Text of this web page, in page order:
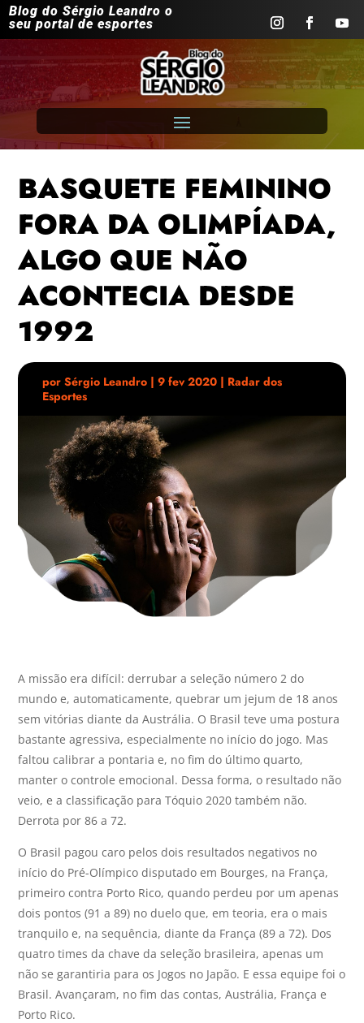
Blog do Sérgio Leandro o
seu portal de esportes
BASQUETE FEMININO
FORA DA OLIMPÍADA,
ALGO QUE NÃO
ACONTECIA DESDE
1992
porSérgio Leandro |9 fev 2020 | Radar dos
Esportes
A missão era difícil: derrubar a seleção número 2 do
mundo e, automaticamente, quebrar um jejum de 18 anos
sem vitórias diante da Austrália. O Brasil teve uma postura
bastante agressiva, especialmente no início do jogo. Mas
faltou calibrar a pontaria e, no fim do último quarto,
manter o controle emocional. Dessa forma, o resultado não
veio, e a classificação para Tóquio 2020 também não.
Derrota por 86 a 72.
O Brasil pagou caro pelos dois resultados negativos no
início do Pré-Olímpico disputado em Bourges, na França,
primeiro contra Porto Rico, quando perdeu por um apenas
dois pontos (91 a 89) no duelo que, em teoria, era o mais
tranquilo e, na sequência, diante da França (89 a 72). Dos
quatro times da chave da seleção brasileira, apenas um
não se garantiria para os Jogos no Japão. E essa equipe foi o
Brasil. Avançaram, no fim das contas, Austrália, França e
Porto Rico.